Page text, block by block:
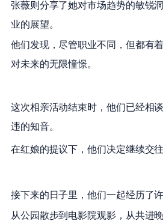
张薇则分享了她对市场趋势的敏锐
业的展望。
他们发现，尽管职业不同，但都有
对未来的无限憧憬。
这次相亲活动结束时，他们已经相
违的知音。
在红娘的提议下，他们决定继续交
接下来的日子里，他们一起经历了
从公园散步到电影院观影，从共进